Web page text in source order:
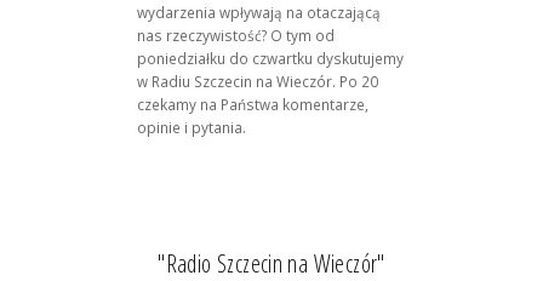
wydarzenia wpływają na otaczającą
nas rzeczywistość? O tym od
poniedziałku do czwartku dyskutujemy
w Radiu Szczecin na Wieczór. Po 20
czekamy na Państwa komentarze,
opinie i pytania.
"Radio Szczecin na Wieczór"